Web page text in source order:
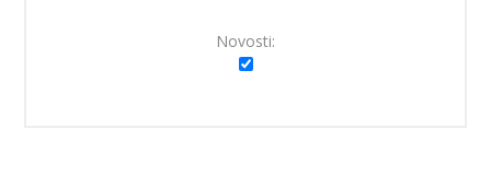
Novosti: